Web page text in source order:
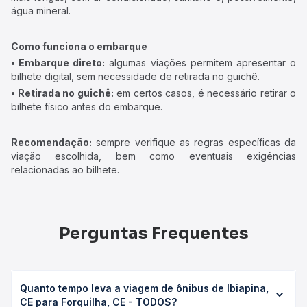
água mineral.
Como funciona o embarque
• Embarque direto: algumas viações permitem apresentar o
bilhete digital, sem necessidade de retirada no guichê.
• Retirada no guichê: em certos casos, é necessário retirar o
bilhete físico antes do embarque.
Recomendação: sempre verifique as regras específicas da
viação escolhida, bem como eventuais exigências
relacionadas ao bilhete.
Perguntas Frequentes
Quanto tempo leva a viagem de ônibus de Ibiapina,
CE para Forquilha, CE - TODOS?